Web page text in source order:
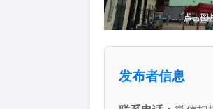
点击图
发布者信息